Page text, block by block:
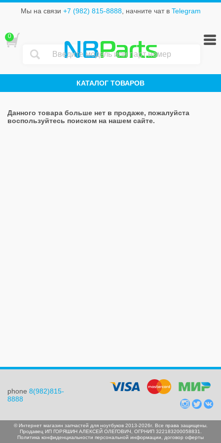
Мы на связи +7 (982) 815-8888, начните чат в Telegram
NBParts
КАТАЛОГ ТОВАРОВ
0
Данного товара больше нет в продаже, пожалуйста
воспользуйтесь поиском на нашем сайте.
phone 8(982)815-
8888
© Интернет магазин запчастей для ноутбуков 2013-2026г. Все права защищены.
Продавец ИП ГОРЯШИН АЛЕКСЕЙ ОЛЕГОВИЧ, ОГРНИП 322183200058831.
Политика конфиденциальности персональной информации
договор оферты